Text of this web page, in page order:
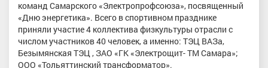
команд Самарского «Электропрофсоюза», посвященный
«Дню энергетика». Всего в спортивном празднике
приняли участие 4 коллектива физкультуры отрасли с
числом участников 40 человек, а именно: ТЭЦ ВАЗа,
Безымянская ТЭЦ , ЗАО «ГК «Электрощит- ТМ Самара»;
ООО «Тольяттинский трансформатор».